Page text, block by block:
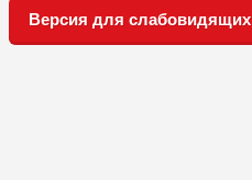
Версия для слабовидящих